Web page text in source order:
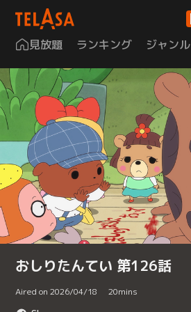
見放題 ランキング ジャンル
おしりたんてい 第126話
Aired on 2026/04/18 20mins